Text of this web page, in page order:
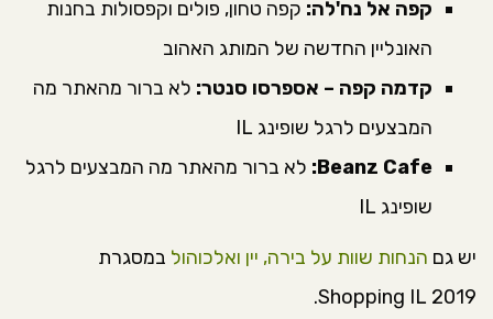
קפה אל נח'לה: קפה טחון, פולים וקפסולות בחנות
האונליין החדשה של המותג האהוב
קדמה קפה – אספרסו סנטר: לא ברור מהאתר מה
המבצעים לרגל שופינג IL
Beanz Cafe: לא ברור מהאתר מה המבצעים לרגל
שופינג IL
יש גם הנחות שוות על בירה, יין ואלכוהול במסגרת
Shopping IL 2019.